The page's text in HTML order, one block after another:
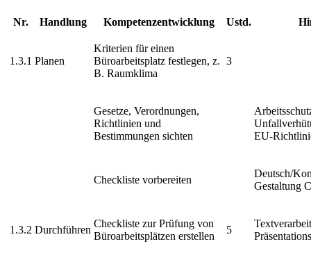
Nr. Handlung Kompetenzentwicklung Ustd.
1.3.1 Planen
Kriterien für einen
Büroarbeitsplatz festlegen, z.
B. Raumklima
3
Gesetze, Verordnungen,
Richtlinien und
Bestimmungen sichten
EU-
Checkliste vorbereiten
Deutsch/
Gestaltung
1.3.2 Durchführen
Checkliste zur Prüfung von
Büroarbeitsplätzen erstellen
5